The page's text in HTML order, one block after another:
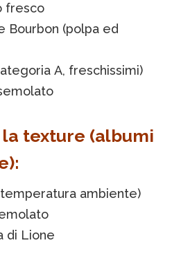
fresco
Bourbon (polpa ed
A, freschissimi)
texture (albumi
ambiente)
di Lione